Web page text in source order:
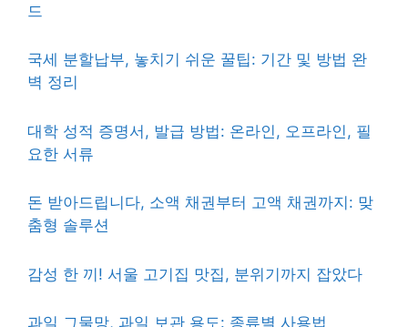
드
국세 분할납부, 놓치기 쉬운 꿀팁: 기간 및 방법 완
벽 정리
대학 성적 증명서, 발급 방법: 온라인, 오프라인, 필
요한 서류
돈 받아드립니다, 소액 채권부터 고액 채권까지: 맞
춤형 솔루션
감성 한 끼! 서울 고기집 맛집, 분위기까지 잡았다
과일 그물망, 과일 보관 용도: 종류별 사용법